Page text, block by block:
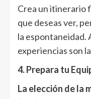
Crea un itinerario
que deseas ver,
la espontaneidad.
experiencias son
4. Prepara tu
La elección de la